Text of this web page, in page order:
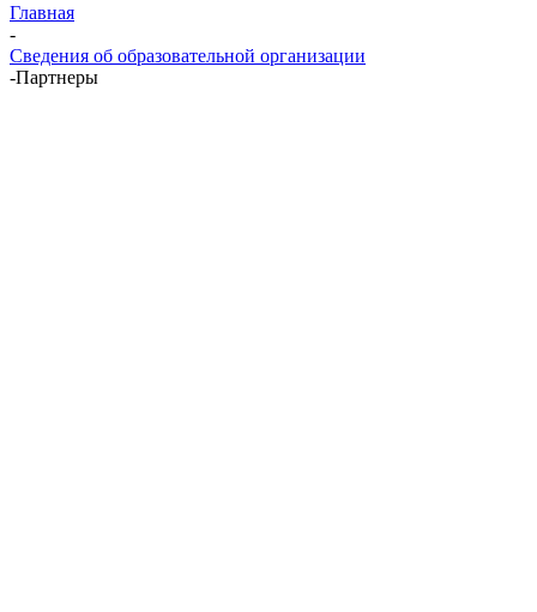
Главная
-
Сведения об образовательной организации
-Партнеры